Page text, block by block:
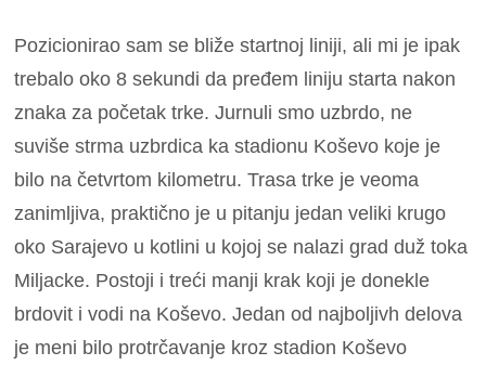
Pozicionirao sam se bliže startnoj liniji, ali mi je ipak
trebalo oko 8 sekundi da pređem liniju starta nakon
znaka za početak trke. Jurnuli smo uzbrdo, ne
suviše strma uzbrdica ka stadionu Koševo koje je
bilo na četvrtom kilometru. Trasa trke je veoma
zanimljiva, praktično je u pitanju jedan veliki krugo
oko Sarajevo u kotlini u kojoj se nalazi grad duž toka
Miljacke. Postoji i treći manji krak koji je donekle
brdovit i vodi na Koševo. Jedan od najboljivh delova
je meni bilo protrčavanje kroz stadion Koševo